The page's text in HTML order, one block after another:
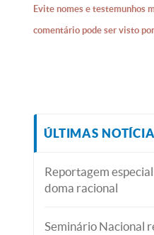
Evite nomes e testemunhos
comentário pode ser visto
ÚLTIMAS
Reportagem
doma racional
Seminário Nacional